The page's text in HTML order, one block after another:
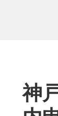
神